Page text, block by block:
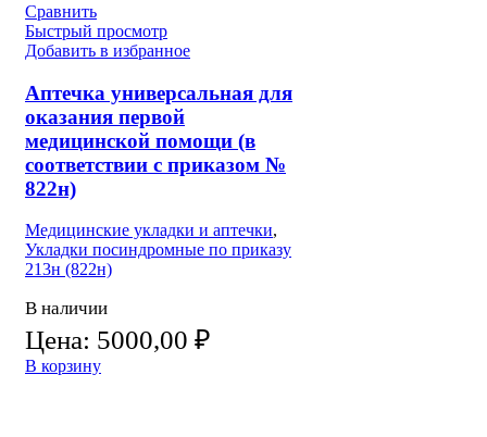
Сравнить
Быстрый просмотр
Добавить в избранное
Аптечка универсальная для
оказания первой
медицинской помощи (в
соответствии с приказом №
822н)
Медицинские укладки и аптечки,
Укладки посиндромные по приказу
213н (822н)
В наличии
Цена: 5000,00 ₽
В корзину